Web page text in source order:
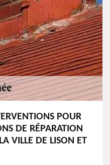
POUR
DE RÉPARATION
VILLE DE LISON ET